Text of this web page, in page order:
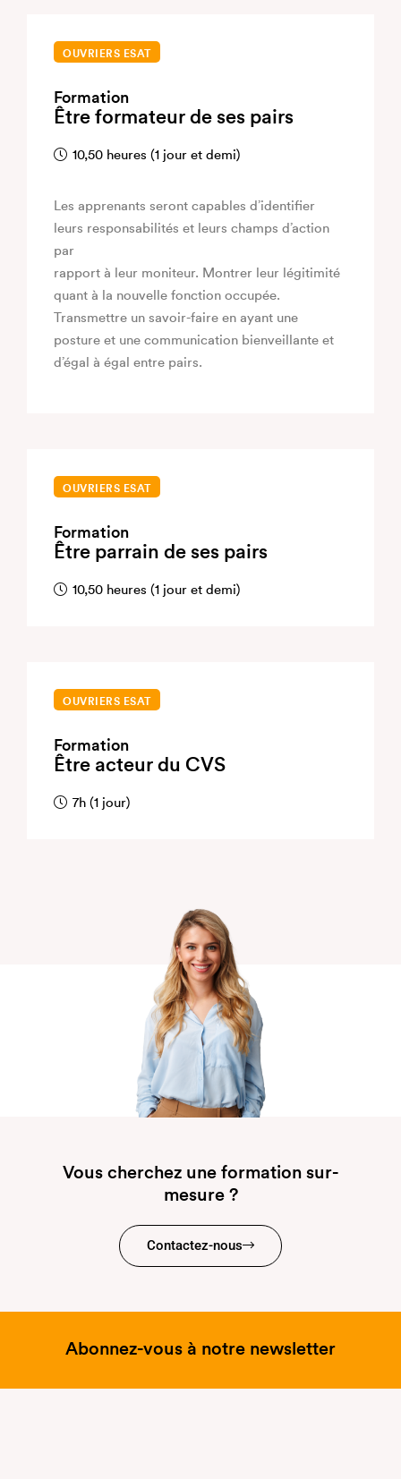
OUVRIERS ESAT
Formation
Être formateur de ses pairs
10,50 heures (1 jour et demi)
Les apprenants seront capables d’identifier
leurs responsabilités et leurs champs d’action
par
rapport à leur moniteur. Montrer leur légitimité
quant à la nouvelle fonction occupée.
Transmettre un savoir-faire en ayant une
posture et une communication bienveillante et
d’égal à égal entre pairs.
OUVRIERS ESAT
Formation
Être parrain de ses pairs
10,50 heures (1 jour et demi)
OUVRIERS ESAT
Formation
Être acteur du CVS
7h (1 jour)
Vous cherchez une formation sur-
mesure ?
Contactez-nous
Abonnez-vous à notre newsletter